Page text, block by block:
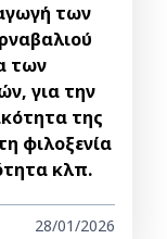
των
των
για την
της
φιλοξενία
κλπ.
28/01/2026